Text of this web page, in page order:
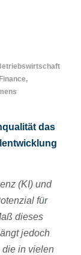
,
das
(KI) und
für
dieses
jedoch
die in vielen